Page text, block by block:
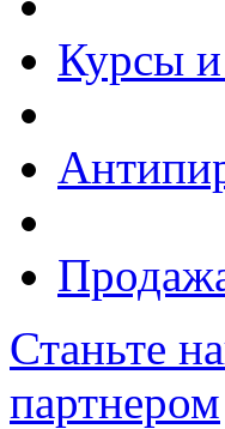
Курсы
Станьте
партнером